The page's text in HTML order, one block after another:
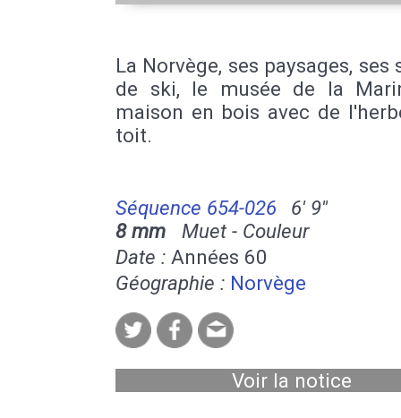
La Norvège, ses paysages, ses
de ski, le musée de la
maison en bois avec de
toit.
Séquence 654-026
6' 9''
8 mm Muet - Couleur
Date : Années 60
Géographie : Norvège
Voir la notice